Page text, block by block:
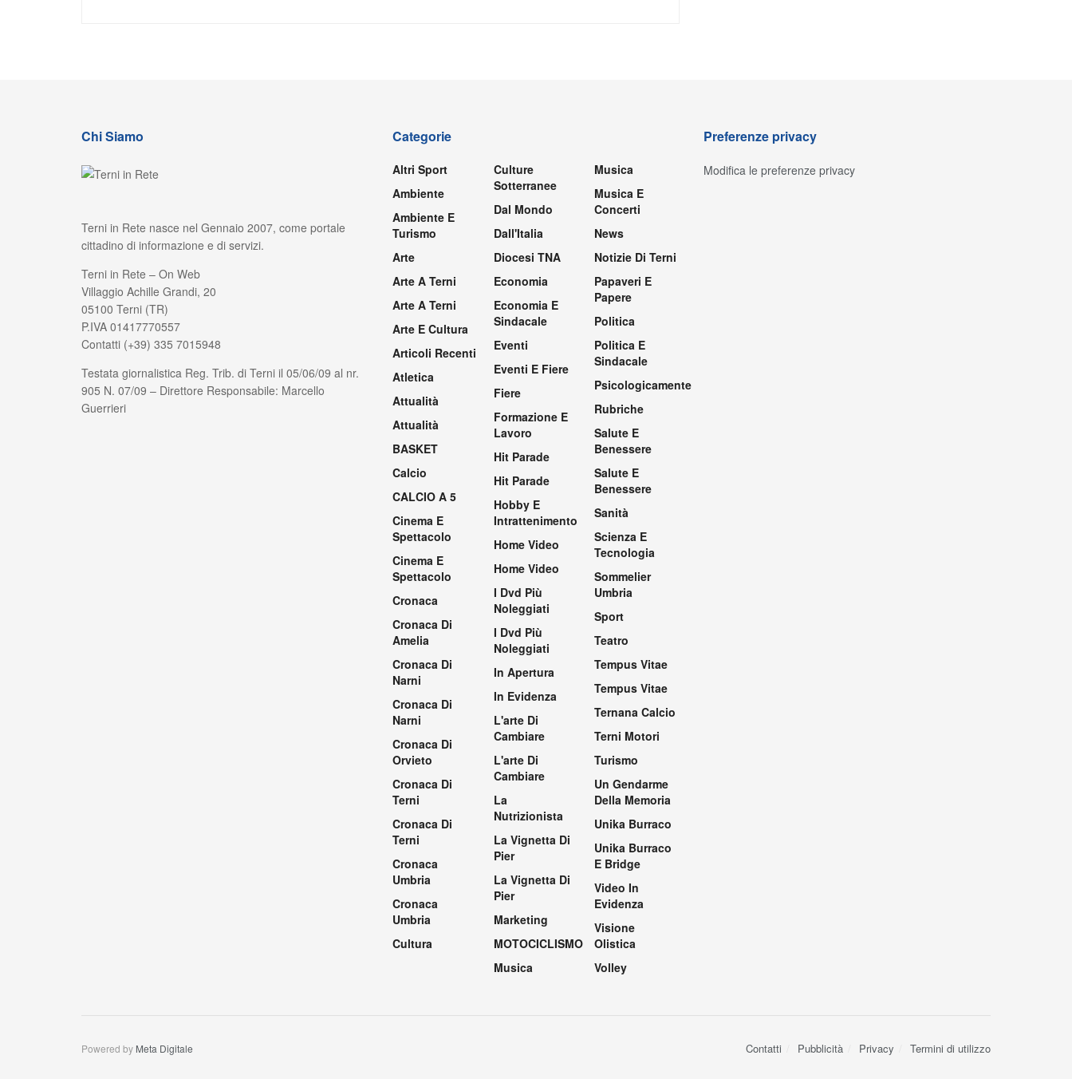
Chi Siamo
Terni in Rete nasce nel Gennaio 2007, come portale
cittadino di informazione e di servizi.
Terni in Rete – On Web
Villaggio Achille Grandi, 20
05100 Terni (TR)
P.IVA 01417770557
Contatti (+39) 335 7015948
Testata giornalistica Reg. Trib. di Terni il 05/06/09 al nr.
905 N. 07/09 – Direttore Responsabile: Marcello
Guerrieri
Categorie
Altri Sport
Ambiente
Ambiente E
Turismo
Arte
Arte A Terni
Arte A Terni
Arte E Cultura
Articoli Recenti
Atletica
Attualità
Attualità
BASKET
Calcio
CALCIO A 5
Cinema E
Spettacolo
Cinema E
Spettacolo
Cronaca
Cronaca Di
Amelia
Cronaca Di
Narni
Cronaca Di
Narni
Cronaca Di
Orvieto
Cronaca Di
Terni
Cronaca Di
Terni
Cronaca
Umbria
Cronaca
Umbria
Cultura
Culture
Sotterranee
Dal Mondo
Dall'Italia
Diocesi TNA
Economia
Economia E
Sindacale
Eventi
Eventi E Fiere
Fiere
Formazione E
Lavoro
Hit Parade
Hit Parade
Hobby E
Intrattenimento
Home Video
Home Video
I Dvd Più
Noleggiati
I Dvd Più
Noleggiati
In Apertura
In Evidenza
L'arte Di
Cambiare
L'arte Di
Cambiare
La
Nutrizionista
La Vignetta Di
Pier
La Vignetta Di
Pier
Marketing
MOTOCICLISMO
Musica
Musica
Musica E
Concerti
News
Notizie Di Terni
Papaveri E
Papere
Politica
Politica E
Sindacale
Psicologicamente
Rubriche
Salute E
Benessere
Salute E
Benessere
Sanità
Scienza E
Tecnologia
Sommelier
Umbria
Sport
Teatro
Tempus Vitae
Tempus Vitae
Ternana Calcio
Terni Motori
Turismo
Un Gendarme
Della Memoria
Unika Burraco
Unika Burraco
E Bridge
Video In
Evidenza
Visione
Olistica
Volley
Preferenze privacy
Modifica le preferenze privacy
Contatti Pubblicità Privacy Termini di utilizzo
Powered by Meta Digitale